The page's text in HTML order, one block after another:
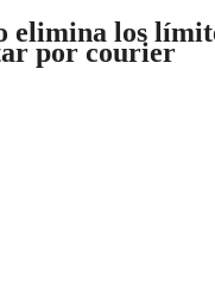
elimina los
por courier